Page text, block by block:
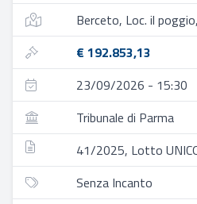
Berceto, Loc. il
€ 192.853,13
23/09/2026 - 15:30
Tribunale di Parma
41/2025, Lotto
Senza Incanto